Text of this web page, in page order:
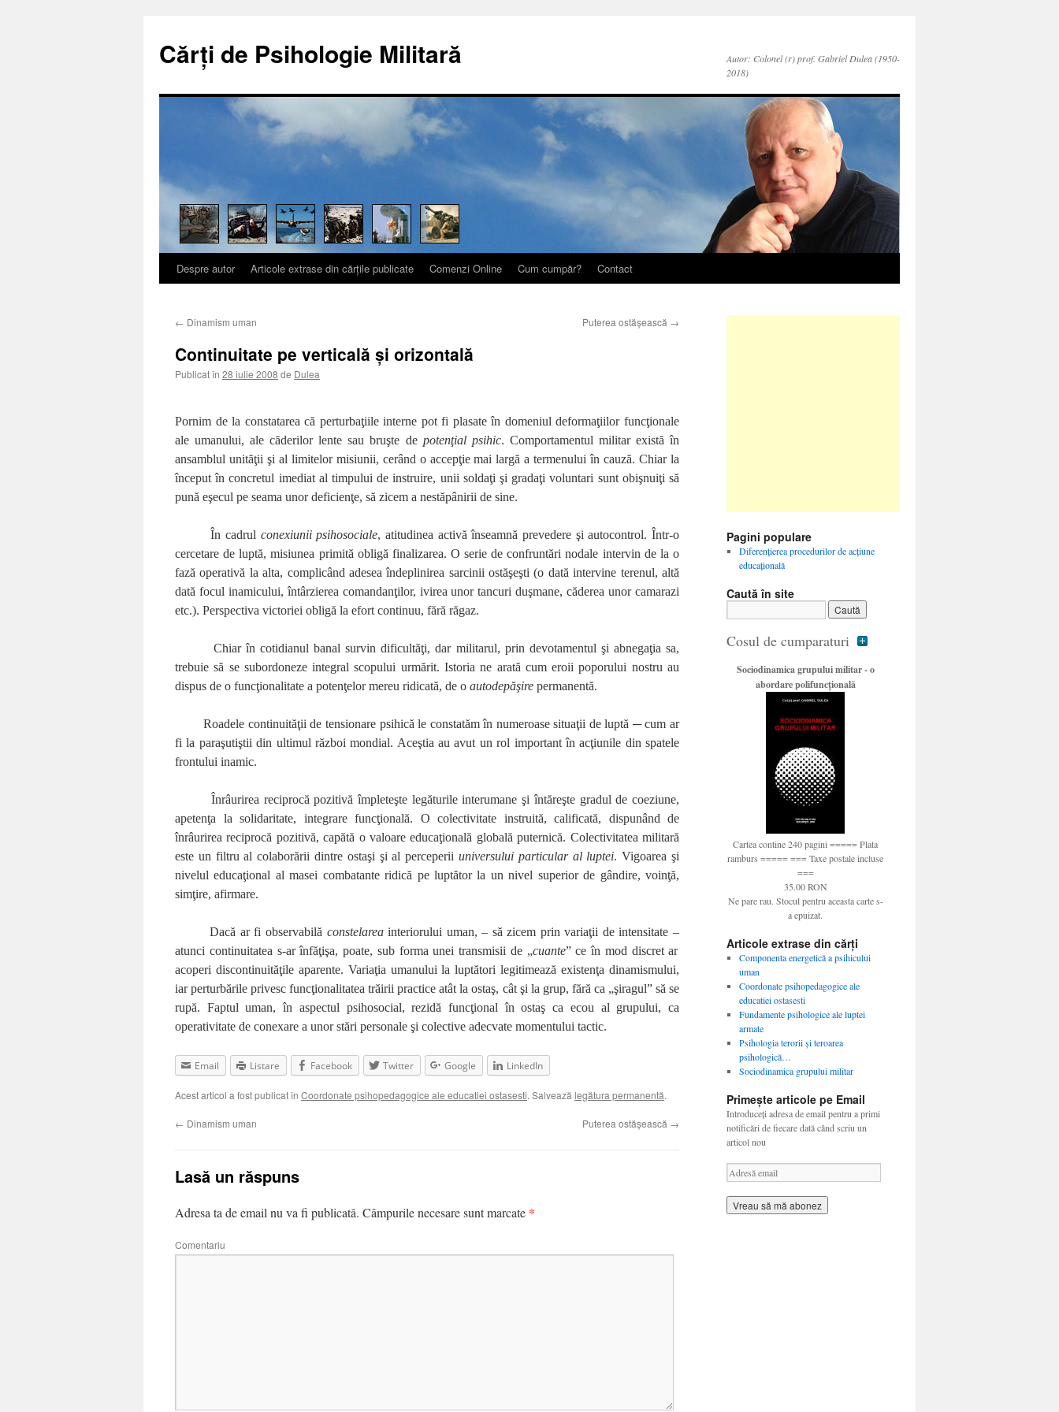
Cărți de Psihologie Militară
Autor: Colonel (r) prof. Gabriel Dulea (1950-
2018)
Sari
conținut
Despre autor Articole extrase din cărțile publicate Comenzi Online Cum cumpăr? Contact
← Dinamism uman Puterea ostăşească →
Continuitate pe verticală şi orizontală
Publicat în 28 iulie 2008 de Dulea
Pornim de la constatarea că perturbaţiile interne pot fi plasate în domeniul deformaţiilor funcţionale
ale umanului, ale căderilor lente sau bruşte de potenţial psihic. Comportamentul militar există în
ansamblul unităţii şi al limitelor misiunii, cerând o accepţie mai largă a termenului în cauză. Chiar la
început în concretul imediat al timpului de instruire, unii soldaţi şi gradaţi voluntari sunt obişnuiţi să
pună eşecul pe seama unor deficienţe, să zicem a nestăpânirii de sine.
În cadrul conexiunii psihosociale, atitudinea activă înseamnă prevedere şi autocontrol. Într-o
cercetare de luptă, misiunea primită obligă finalizarea. O serie de confruntări nodale intervin de la o
fază operativă la alta, complicând adesea îndeplinirea sarcinii ostăşeşti (o dată intervine terenul, altă
dată focul inamicului, întârzierea comandanţilor, ivirea unor tancuri duşmane, căderea unor camarazi
etc.). Perspectiva victoriei obligă la efort continuu, fără răgaz.
Chiar în cotidianul banal survin dificultăţi, dar militarul, prin devotamentul şi abnegaţia sa,
trebuie să se subordoneze integral scopului urmărit. Istoria ne arată cum eroii poporului nostru au
dispus de o funcţionalitate a potenţelor mereu ridicată, de o autodepăşire permanentă.
Roadele continuităţii de tensionare psihică le constatăm în numeroase situaţii de luptă ─cum ar
fi la paraşutiştii din ultimul război mondial. Aceştia au avut un rol important în acţiunile din spatele
frontului inamic.
Înrâurirea reciprocă pozitivă împleteşte legăturile interumane şi întăreşte gradul de coeziune,
apetenţa la solidaritate, integrare funcţională. O colectivitate instruită, calificată, dispunând de
înrâurirea reciprocă pozitivă, capătă o valoare educaţională globală puternică. Colectivitatea militară
este un filtru al colaborării dintre ostaşi şi al perceperii universului particular al luptei. Vigoarea şi
nivelul educaţional al masei combatante ridică pe luptător la un nivel superior de gândire, voinţă,
simţire, afirmare.
Dacă ar fi observabilă constelareainteriorului uman,– să zicem prin variaţii de intensitate–
atunci continuitatea s-ar înfăţişa, poate, sub forma unei transmisii de „cuante” ce în mod discret ar
acoperi discontinuităţile aparente. Variaţia umanului la luptători legitimează existenţa dinamismului,
iar perturbările privesc funcţionalitatea trăirii practice atât la ostaş, cât şi la grup, fără ca „şiragul” să se
rupă. Faptul uman, în aspectul psihosocial, rezidă funcţional în ostaş ca ecou al grupului, ca
operativitate de conexare a unor stări personale şi colective adecvate momentului tactic.
Email Listare Facebook Twitter Google LinkedIn
Acest articol a fost publicat în Coordonate psihopedagogice ale educatiei ostasesti. Salvează legătura permanentă.
← Dinamism uman Puterea ostăşească →
Lasă un răspuns
Adresa ta de email nu va fi publicată. Câmpurile necesare sunt marcate *
Comentariu
Pagini populare
Diferenţierea procedurilor de acţiune
educaţională
Caută în site
Cosul de cumparaturi
Sociodinamica grupului militar - o
abordare polifuncţională
Cartea contine 240 pagini ===== Plata
ramburs ===== === Taxe postale incluse
===
35.00 RON
Ne pare rau. Stocul pentru aceasta carte s-
a epuizat.
Articole extrase din cărți
Componenta energetică a psihicului
uman
Coordonate psihopedagogice ale
educatiei ostasesti
Fundamente psihologice ale luptei
armate
Psihologia terorii şi teroarea
psihologică…
Sociodinamica grupului militar
Primește articole pe Email
Introduceți adresa de email pentru a primi
notificări de fiecare dată când scriu un
articol nou
A
d
r
e